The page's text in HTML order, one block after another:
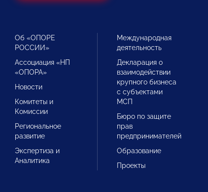
Об «ОПОРЕ
РОССИИ»
Ассоциация «НП
«ОПОРА»
Новости
Комитеты и
Комиссии
Региональное
развитие
Экспертиза и
Аналитика
Международная
деятельность
Декларация о
взаимодействии
крупного бизнеса
с субъектами
МСП
Бюро по защите
прав
предпринимателей
Образование
Проекты